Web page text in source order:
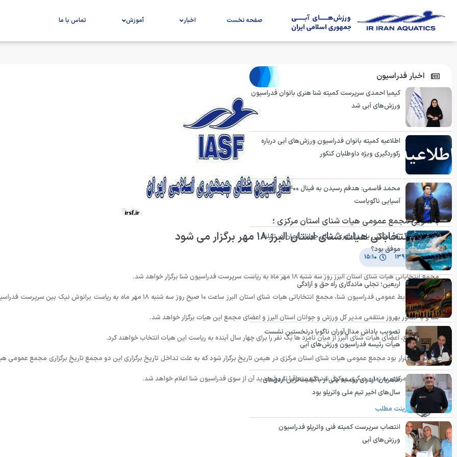
صفحه نخست اخبار آموزش تماس با ما
با تعویق مجمع عمومی هیات شنای استان مرکزی ؛
مجمع انتخاباتی هیات شنای استان البرز ١٨ مهر برگزار می شود
۱۶ مهر ۱۳۹۱ ۱۵:۱۰
مجمع انتخاباتی هیات شنای استان البرز روز سه شنبه ١٨ مهر ماه به ریاست سرپرست فدراسیون شنا برگزار خواهد شد.
به گزارش روابط عمومی فدراسیون شنا، مجمع انتخاباتی هیات شنای استان البرز ساعت ١۰ صبح روز سه شنبه ١٨ مهر ماه به ریاست برانوش نیک بین
شنا و با حضور بهروز منتقمی مدیر کل ورزش و جوانان استان البرز و اعضای مجمع این هیات برگزار خواهد شد.
در این مجمع، اعضای هیات شنای البرز از میان نامزد ها یک نفر را برای چهار سال آینده به ریاست این هیات انتخاب خواهند کرد.
پیش از این قرار بود مجمع عمومی هیات شنای استان مرکزی در هیمن تاریخ برگزار شود که به علت تداخل تاریخ برگزاری این دو مجمع تاریخ برگزاری مجمع عمومی
شنای استان مرکزی به زمان دیگری موکول شد، که متعاقبا تاریخ جدید آن از سوی فدراسیون شنا اعلام خواهد شد.
پرینت مطلب
اخبار فدراسیون
کیمیا احمدی سرپرست کمیته شنا هنری بانوان فدراسیون
ورزش‌های آبی شد
اطلاعیه کمیته بانوان فدراسیون ورزش‌های آبی درباره
رکوردگیری ویژه داوطلبان کنکور
محمد قاسمی: هدفم رسیدن به فینال ۴۰۰ متر بازی‌های
آسیایی ناگویاست
رکوردشکنی یا مدال‌آوری؛ شنای جوانان ایران در تایلند
موفق بود؟
اربعین؛ تجلی ماندگاری راه حق و آزادگی
تصویب پاداش مدال‌آوران ناگویا درنخستین نشست
هیأت رئیسه فدراسیون ورزش‌های آبی
طاهریان: اردوی روسیه یکی از باکیفیت‌ترین اردوهای
سال‌های اخیر تیم ملی واترپلو بود
انتصاب سرپرست کمیته فنی واترپلو فدراسیون
ورزش‌های آبی